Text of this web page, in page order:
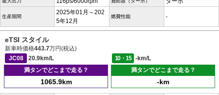
生産期間
2025年01月～202
5年12月
燃費性能 -
eTSI スタイル
新車時価格443.7万円(税込)
JC08
20.9km/L 10・15
-km/L
満タンでどこまで走る？
1065.9km
満タンでどこまで走る？
-km